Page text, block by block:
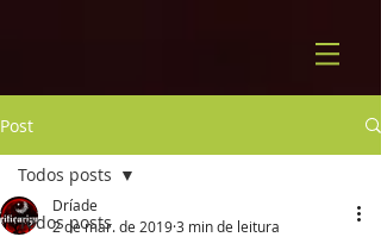
Post
Todos posts
Todos posts
Dríade
2 de mar. de 20193 min de leitura